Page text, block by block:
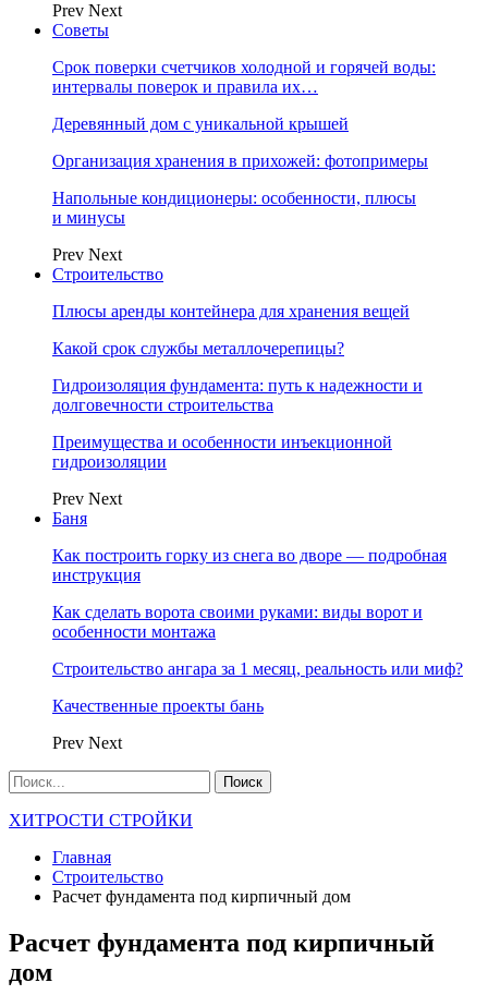
Prev Next
Советы
Срок поверки счетчиков холодной и горячей воды:
интервалы поверок и правила их…
Деревянный дом с уникальной крышей
Организация хранения в прихожей: фотопримеры
Напольные кондиционеры: особенности, плюсы
и минусы
Prev Next
Строительство
Плюсы аренды контейнера для хранения вещей
Какой срок службы металлочерепицы?
Гидроизоляция фундамента: путь к надежности и
долговечности строительства
Преимущества и особенности инъекционной
гидроизоляции
Prev Next
Баня
Как построить горку из снега во дворе — подробная
инструкция
Как сделать ворота своими руками: виды ворот и
особенности монтажа
Строительство ангара за 1 месяц, реальность или миф?
Качественные проекты бань
Prev Next
ХИТРОСТИ СТРОЙКИ
Главная
Строительство
Расчет фундамента под кирпичный дом
Расчет фундамента под кирпичный
дом